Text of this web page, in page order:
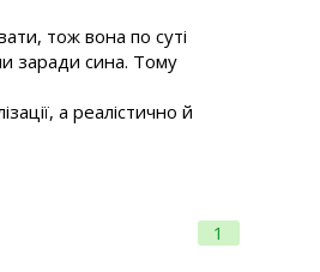
тож вона по суті
заради сина. Тому
а реалістично й
1